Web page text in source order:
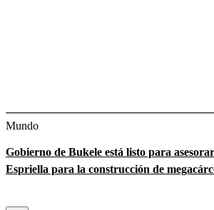
Mundo
Gobierno de Bukele está listo para
Espriella para la construcción de